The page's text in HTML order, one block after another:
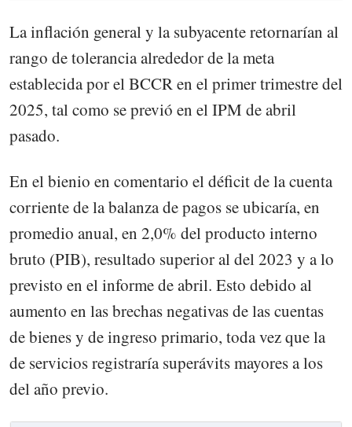
La inflación general y la subyacente retornarían al
rango de tolerancia alrededor de la meta
establecida por el BCCR en el primer trimestre del
2025, tal como se previó en el IPM de abril
pasado.
En el bienio en comentario el déficit de la cuenta
corriente de la balanza de pagos se ubicaría, en
promedio anual, en 2,0% del producto interno
bruto (PIB), resultado superior al del 2023 y a lo
previsto en el informe de abril. Esto debido al
aumento en las brechas negativas de las cuentas
de bienes y de ingreso primario, toda vez que la
de servicios registraría superávits mayores a los
del año previo.